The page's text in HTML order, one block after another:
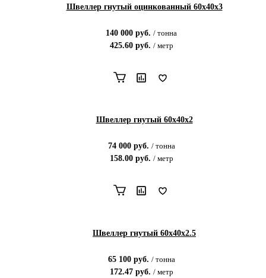
Швеллер гнутый оцинкованный 60х40х3
140 000 руб. / тонна
425.60руб. / метр
Швеллер гнутый 60х40х2
74 000руб. / тонна
158.00руб. / метр
Швеллер гнутый 60х40х2.5
65 100руб. / тонна
172.47руб. / метр